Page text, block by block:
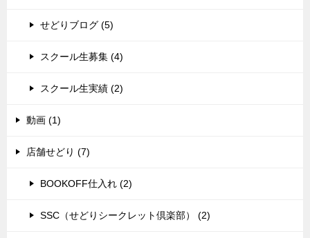
せどりブログ (5)
スクール生募集 (4)
スクール生実績 (2)
動画 (1)
店舗せどり (7)
BOOKOFF仕入れ (2)
SSC（せどりシークレット倶楽部） (2)